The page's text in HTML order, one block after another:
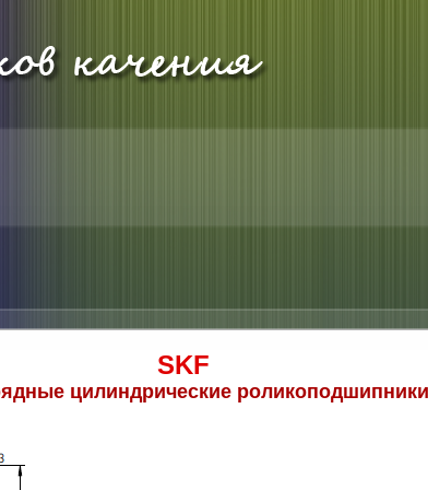
SKF
цилиндрические роликоподшипники